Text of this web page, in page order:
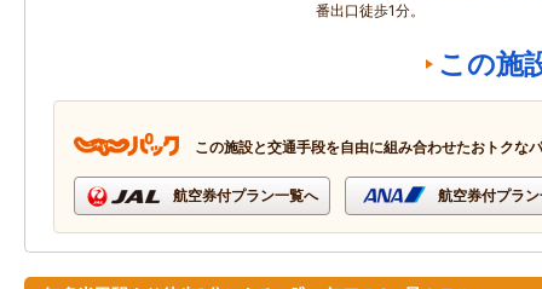
番出口徒歩1分。
この施
この施設と交通手段を自由に組み合わせたおトクな
航空券付プラン一覧へ 航空券付プラ